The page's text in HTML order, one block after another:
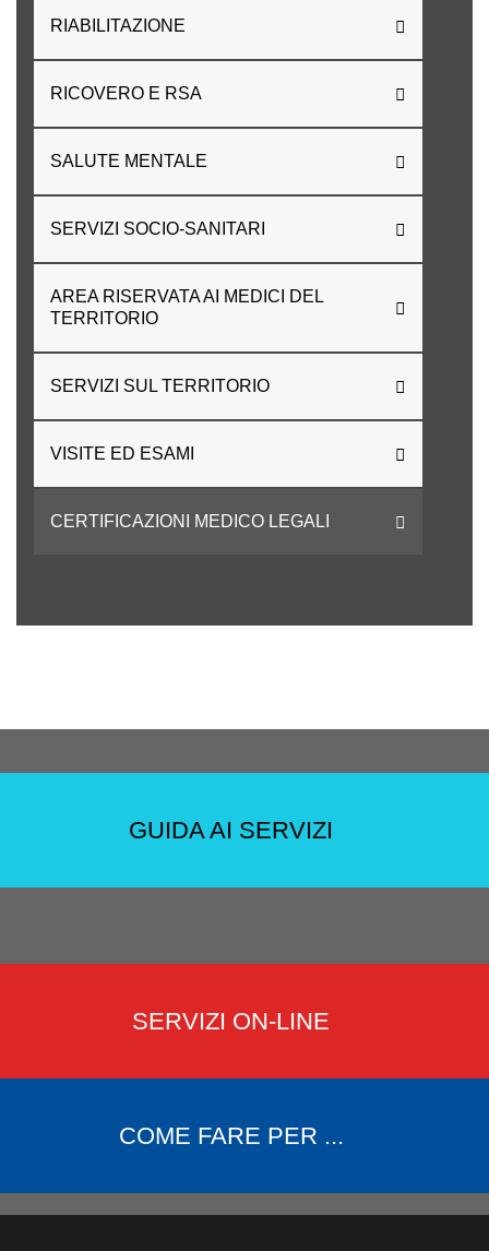
RIABILITAZIONE
RICOVERO E RSA
SALUTE MENTALE
SERVIZI SOCIO-SANITARI
AREA RISERVATA AI MEDICI DEL
TERRITORIO
SERVIZI SUL TERRITORIO
VISITE ED ESAMI
CERTIFICAZIONI MEDICO LEGALI
GUIDA AI SERVIZI
SERVIZI ON-LINE
COME FARE PER ...